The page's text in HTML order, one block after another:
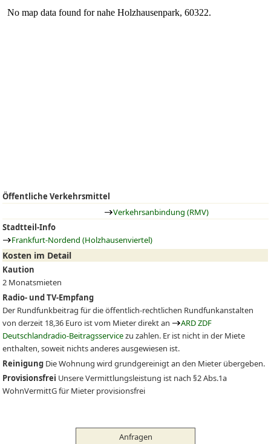
Öffentliche Verkehrsmittel
Verkehrsanbindung (RMV)
Stadtteil-Info
Frankfurt-Nordend (Holzhausenviertel)
Kosten im Detail
Kaution
2 Monatsmieten
Radio- und TV-Empfang
Der Rundfunkbeitrag für die öffentlich-rechtlichen Rundfunkanstalten
von derzeit 18,36 Euro ist vom Mieter direkt an
ARD ZDF
Deutschlandradio-Beitragsservicezu zahlen. Er ist nicht in der Miete
enthalten, soweit nichts anderes ausgewiesen ist.
Reinigung Die Wohnung wird grundgereinigt an den Mieter übergeben.
Provisionsfrei Unsere Vermittlungsleistung ist nach §2 Abs.1a
WohnVermittG für Mieter provisionsfrei
Anfragen